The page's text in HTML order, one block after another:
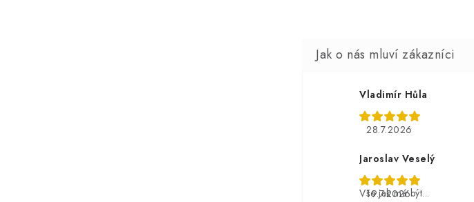
Vladimír Hůla
28.7.2026
Jaroslav Veselý
19.7.2026
Vše jak má být...